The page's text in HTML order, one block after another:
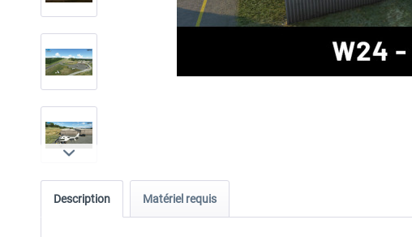
Description Matériel requis